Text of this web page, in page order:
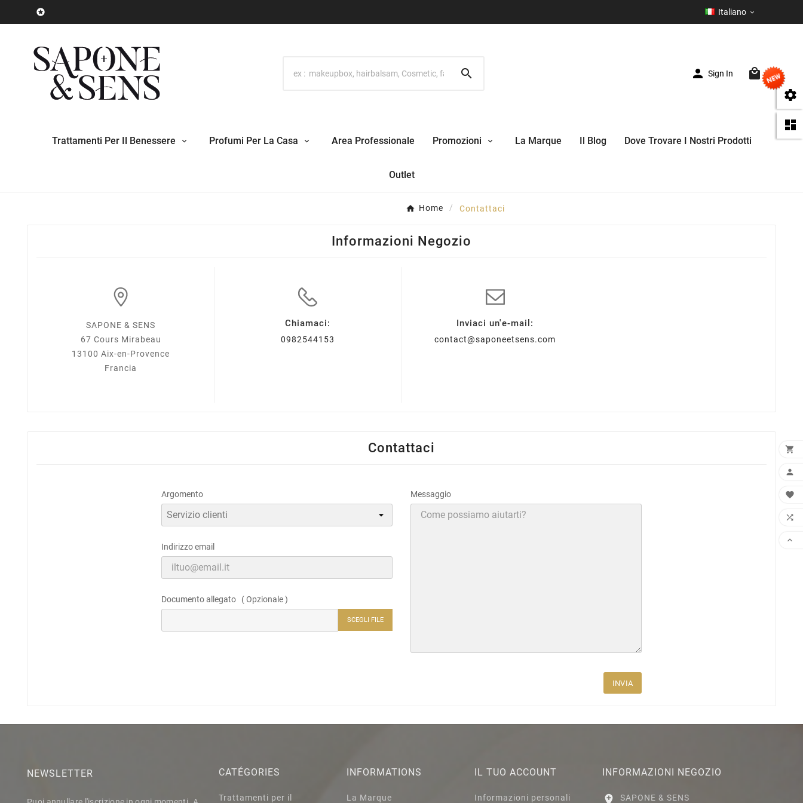


 Italiano 
  Sign In  (0)
Trattamenti Per Il Benessere Profumi Per La Casa Area Professionale Promozioni La Marque Il Blog Dove Trovare I Nostri Prodotti
Outlet
Home Contattaci
Informazioni Negozio
SAPONE & SENS
67 Cours Mirabeau
13100 Aix-en-Provence
Francia
Chiamaci:
0982544153
Inviaci un'e-mail:
contact@saponeetsens.com
Contattaci
Argomento
Indirizzo email
Documento allegato ( Opzionale )
SCEGLI FILE
Messaggio
INVIA
NEWSLETTER CATÉGORIES
Trattamenti per il
INFORMATIONS
La Marque
IL TUO ACCOUNT
Informazioni personali
INFORMAZIONI NEGOZIO

SAPONE & SENS




